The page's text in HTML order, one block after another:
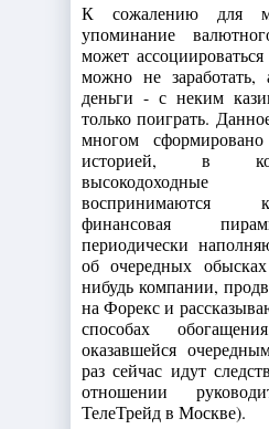
К сожалению для
упоминание
может
можно не заработать,
деньги - с неким
только поиграть.
многом
историей, в
воспринимаются
финансовая
периодически
об очередных
нибудь компании,
на Форекс и
способах
оказавшейся
раз сейчас идут
отношении
ТелеТрейд в Москве).